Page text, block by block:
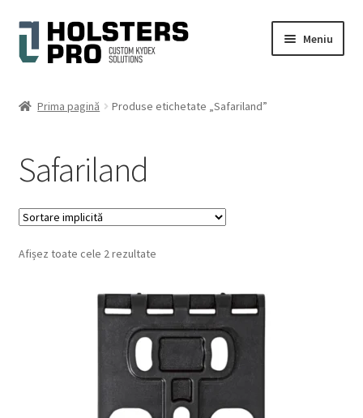
Sari
Sari
Meniu
Contul meu
Cart
Checkout
Prima pagină Produse etichetate „Safariland”
Safariland
Afișez toate cele 2 rezultate